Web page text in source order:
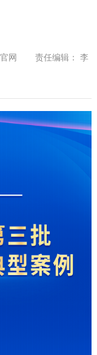
网
责任编辑： 李